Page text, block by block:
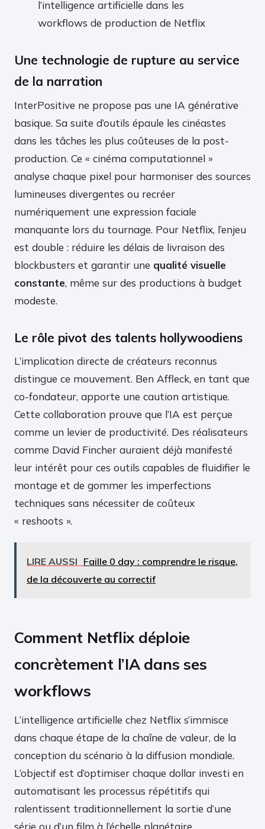
l’intelligence artificielle dans les
workflows de production de Netflix
Une technologie de rupture au service
de la narration
InterPositive ne propose pas une IA générative
basique. Sa suite d’outils épaule les cinéastes
dans les tâches les plus coûteuses de la post-
production. Ce « cinéma computationnel »
analyse chaque pixel pour harmoniser des sources
lumineuses divergentes ou recréer
numériquement une expression faciale
manquante lors du tournage. Pour Netflix, l’enjeu
est double : réduire les délais de livraison des
blockbusters et garantir une qualité visuelle
constante, même sur des productions à budget
modeste.
Le rôle pivot des talents hollywoodiens
L’implication directe de créateurs reconnus
distingue ce mouvement. Ben Affleck, en tant que
co-fondateur, apporte une caution artistique.
Cette collaboration prouve que l’IA est perçue
comme un levier de productivité. Des réalisateurs
comme David Fincher auraient déjà manifesté
leur intérêt pour ces outils capables de fluidifier le
montage et de gommer les imperfections
techniques sans nécessiter de coûteux
« reshoots ».
LIRE AUSSI Faille 0 day : comprendre le risque,
de la découverte au correctif
Comment Netflix déploie
concrètement l’IA dans ses
workflows
L’intelligence artificielle chez Netflix s’immisce
dans chaque étape de la chaîne de valeur, de la
conception du scénario à la diffusion mondiale.
L’objectif est d’optimiser chaque dollar investi en
automatisant les processus répétitifs qui
ralentissent traditionnellement la sortie d’une
série ou d’un film à l’échelle planétaire.